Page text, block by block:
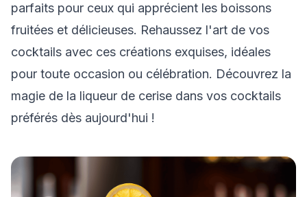
parfaits pour ceux qui apprécient les boissons
fruitées et délicieuses. Rehaussez l'art de vos
cocktails avec ces créations exquises, idéales
pour toute occasion ou célébration. Découvrez la
magie de la liqueur de cerise dans vos cocktails
préférés dès aujourd'hui !